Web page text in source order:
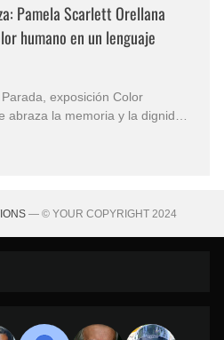
Pamela Scarlett Orellana
humano en un lenguaje
exposición Color
la memoria y la dignidad
la voz para permanecer en la
— © YOUR COPYRIGHT 2024